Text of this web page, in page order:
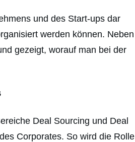
und des Start-ups dar
werden können. Neben
gezeigt, worauf man bei der
Deal Sourcing und Deal
Corporates. So wird die Rolle